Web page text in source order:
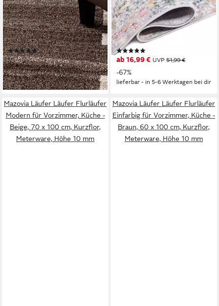
Läufer Läufer Flurläufer
Modern für Vorzimmer, Küche
- Braun, 70 x 100 cm,
Kurzflor, Meterware, Höhe 10
mm
(1)
ab 17,99 € UVP59,99 €
-70%
lieferbar - in 5-6 Werktagen bei dir
Läufer Läufer Flurläufer
Modern Vintage Teppichläufer
80 cm Breit, 80 x 100 cm,
Kurzflor, Meterware, Höhe 9
mm
ab 16,99 € UVP 51,99 €
-67%
lieferbar - in 5-6 Werktagen bei dir
Mazovia Läufer Läufer Flurläufer
Modern für Vorzimmer, Küche -
Beige, 70 x 100 cm, Kurzflor,
Meterware, Höhe 10 mm
Mazovia Läufer Läufer Flurläufer
Einfarbig für Vorzimmer, Küche -
Braun, 60 x 100 cm, Kurzflor,
Meterware, Höhe 10 mm